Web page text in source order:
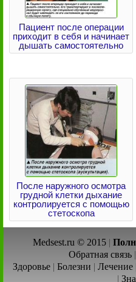
Пациент после операции
приходит в себя и начинает
дышать самостоятельно
После наружного осмотра
грудной клетки дыхание
контролируется с помощью
стетоскопа
Medsest.ru © 2015 |
Обратная связь |
Здоровье | Болезни | Лечение
|